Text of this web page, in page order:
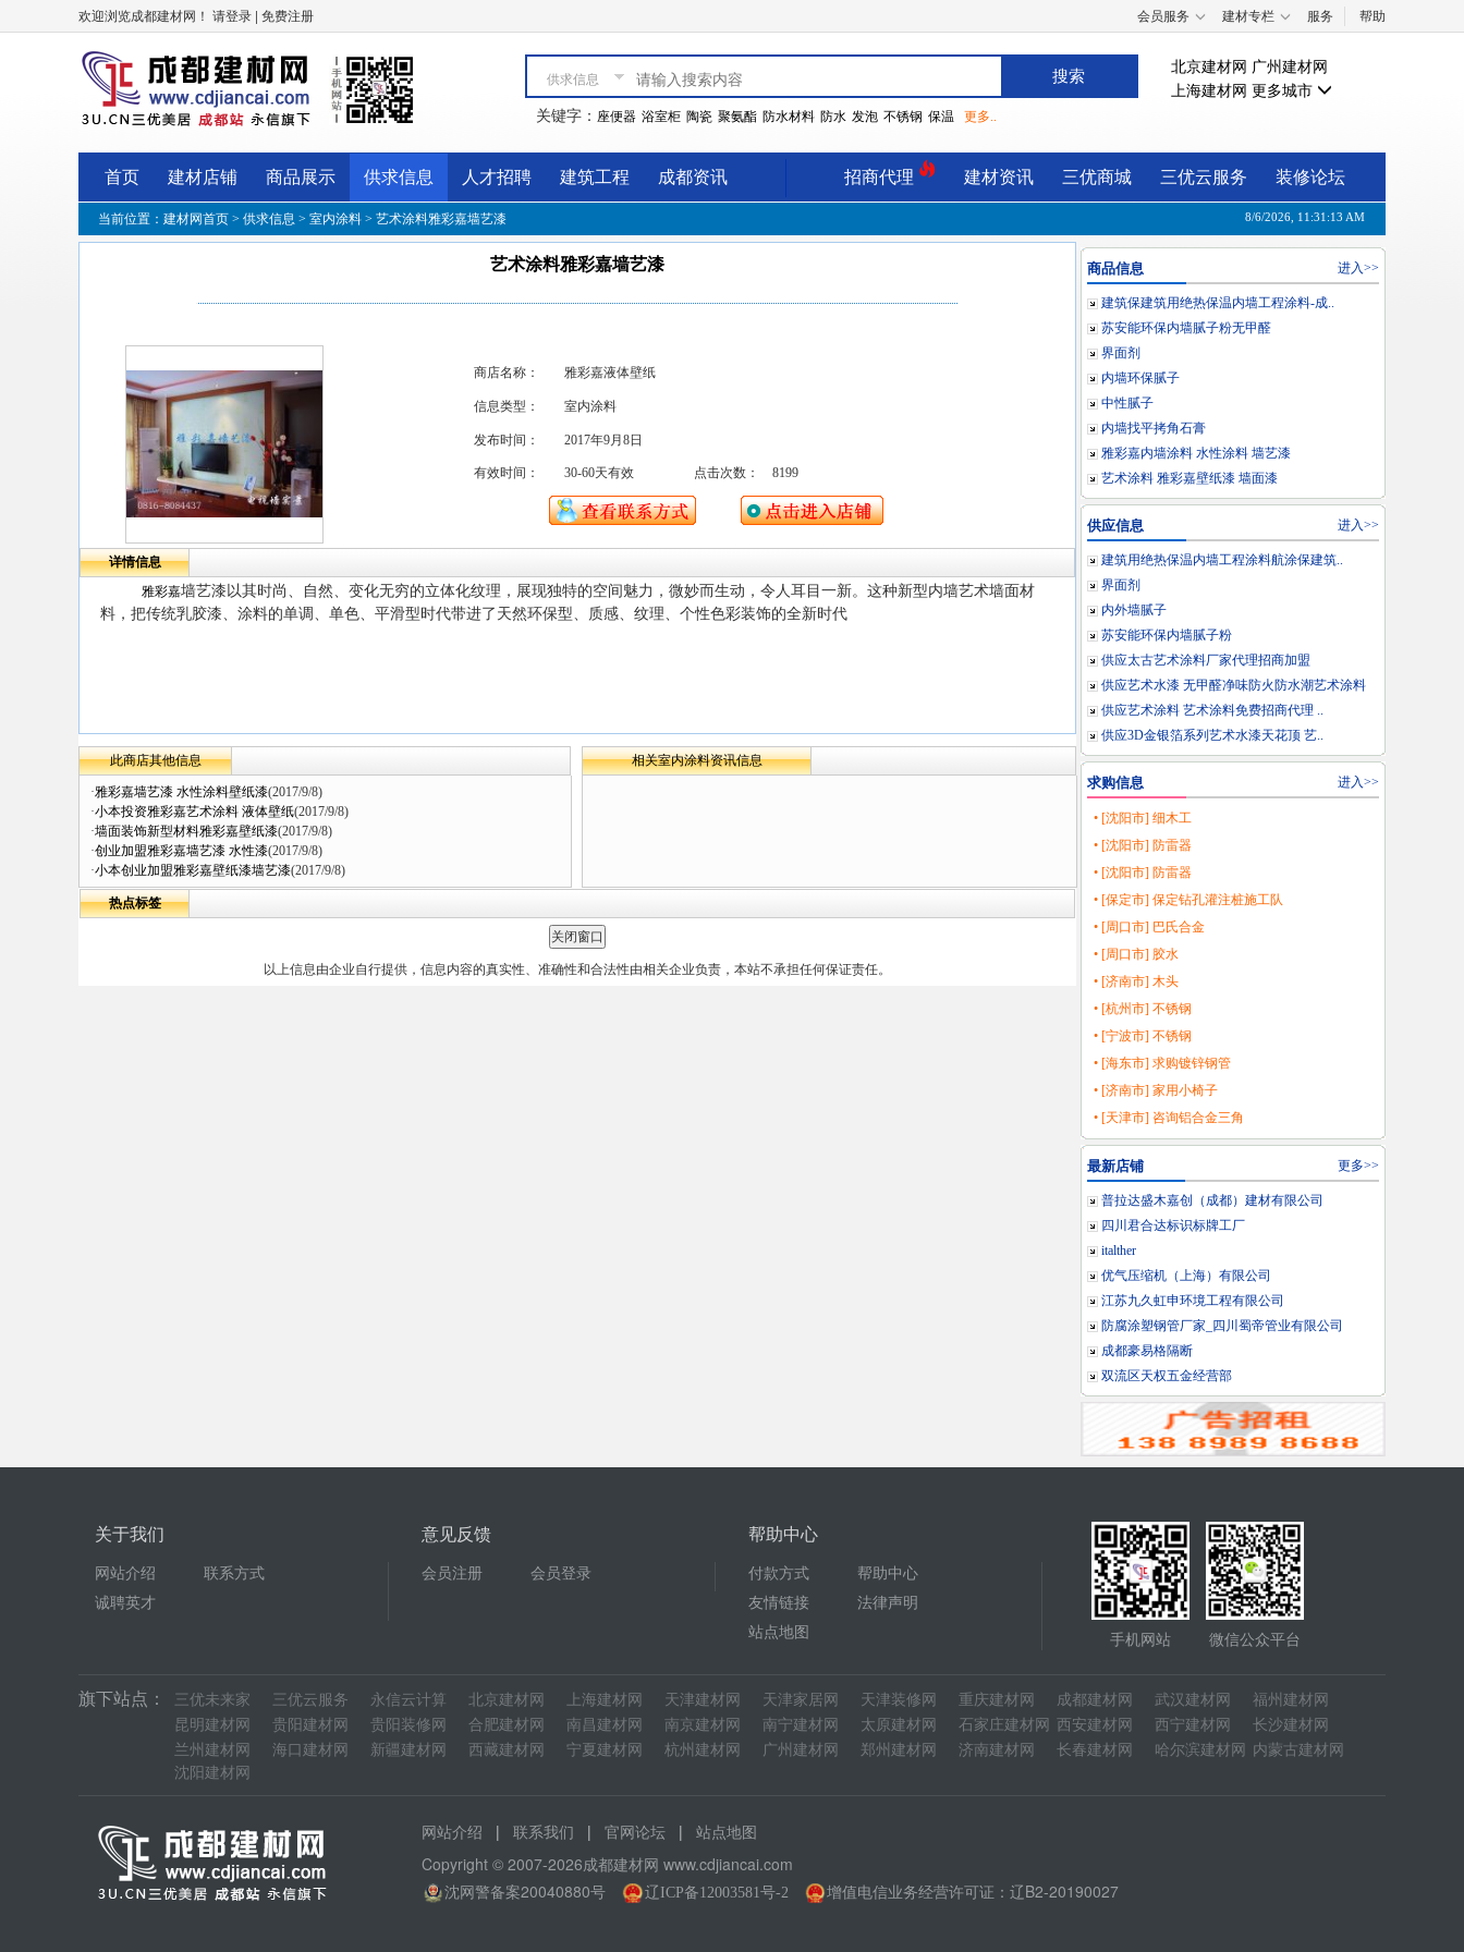
欢迎浏览成都建材网！ 请登录 | 免费注册 会员服务 建材专栏 服务 帮助
供求信息
关键字： 座便器 浴室柜 陶瓷 聚氨酯 防水材料 防水 发泡 不锈钢 保温 更多..
北京建材网 广州建材网
上海建材网 更多城市
首页 建材店铺 商品展示 供求信息 人才招聘 建筑工程 成都资讯 招商代理 建材资讯 三优商城 三优云服务 装修论坛
当前位置： 建材网首页 > 供求信息 > 室内涂料 > 艺术涂料雅彩嘉墙艺漆 8/6/2026, 11:31:13 AM
艺术涂料雅彩嘉墙艺漆
商店名称： 雅彩嘉液体壁纸
信息类型： 室内涂料
发布时间： 2017年9月8日
有效时间： 30-60天有效 点击次数： 8199
详情信息
雅彩嘉墙艺漆以其时尚、自然、变化无穷的立体化纹理，展现独特的空间魅力，微妙而生动，令人耳目一新。这种新型内墙艺术墙面材
料，把传统乳胶漆、涂料的单调、单色、平滑型时代带进了天然环保型、质感、纹理、个性色彩装饰的全新时代
此商店其他信息
·雅彩嘉墙艺漆 水性涂料壁纸漆(2017/9/8)
·小本投资雅彩嘉艺术涂料 液体壁纸(2017/9/8)
·墙面装饰新型材料雅彩嘉壁纸漆(2017/9/8)
·创业加盟雅彩嘉墙艺漆 水性漆(2017/9/8)
·小本创业加盟雅彩嘉壁纸漆墙艺漆(2017/9/8)
相关室内涂料资讯信息
热点标签
以上信息由企业自行提供，信息内容的真实性、准确性和合法性由相关企业负责，本站不承担任何保证责任。
商品信息 进入>>
建筑保建筑用绝热保温内墙工程涂料-成..
苏安能环保内墙腻子粉无甲醛
界面剂
内墙环保腻子
中性腻子
内墙找平拷角石膏
雅彩嘉内墙涂料 水性涂料 墙艺漆
艺术涂料 雅彩嘉壁纸漆 墙面漆
供应信息 进入>>
建筑用绝热保温内墙工程涂料航涂保建筑..
界面剂
内外墙腻子
苏安能环保内墙腻子粉
供应太古艺术涂料厂家代理招商加盟
供应艺术水漆 无甲醛净味防火防水潮艺术涂料
供应艺术涂料 艺术涂料免费招商代理 ..
供应3D金银箔系列艺术水漆天花顶 艺..
求购信息 进入>>
• [沈阳市] 细木工
• [沈阳市] 防雷器
• [沈阳市] 防雷器
• [保定市] 保定钻孔灌注桩施工队
• [周口市] 巴氏合金
• [周口市] 胶水
• [济南市] 木头
• [杭州市] 不锈钢
• [宁波市] 不锈钢
• [海东市] 求购镀锌钢管
• [济南市] 家用小椅子
• [天津市] 咨询铝合金三角
最新店铺 更多>>
普拉达盛木嘉创（成都）建材有限公司
四川君合达标识标牌工厂
italther
优气压缩机（上海）有限公司
江苏九久虹申环境工程有限公司
防腐涂塑钢管厂家_四川蜀帝管业有限公司
成都豪易格隔断
双流区天权五金经营部
关于我们
网站介绍
联系方式
诚聘英才
意见反馈
会员注册 会员登录
帮助中心
付款方式
帮助中心
友情链接
法律声明
站点地图
手机网站 微信公众平台
旗下站点： 三优未来家 三优云服务 永信云计算 北京建材网 上海建材网 天津建材网 天津家居网 天津装修网 重庆建材网 成都建材网 武汉建材网
福州建材网
昆明建材网
贵阳建材网 贵阳装修网 合肥建材网 南昌建材网 南京建材网 南宁建材网 太原建材网 石家庄建材网 西安建材网 西宁建材网
长沙建材网
兰州建材网
海口建材网 新疆建材网 西藏建材网 宁夏建材网 杭州建材网 广州建材网 郑州建材网 济南建材网 长春建材网 哈尔滨建材网
内蒙古建材网
沈阳建材网
网站介绍 | 联系我们 | 官网论坛 | 站点地图
Copyright © 2007-2026成都建材网 www.cdjiancai.com
沈网警备案20040880号
辽ICP备12003581号-2 增值电信业务经营许可证：辽B2-20190027